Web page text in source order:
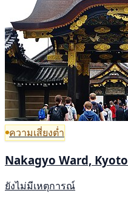
ความเสี่ยงต่ำ
Nakagyo Ward, Kyoto
ยังไม่มีเหตุการณ์